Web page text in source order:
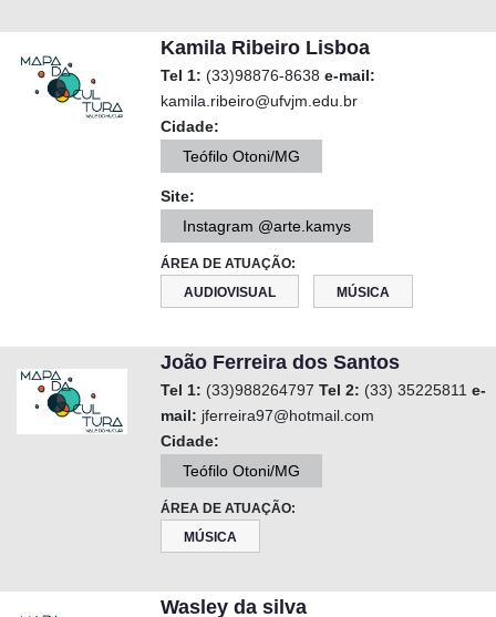
Kamila Ribeiro Lisboa
Tel 1: (33)98876-8638 e-mail:
kamila.ribeiro@ufvjm.edu.br
Cidade:
Teófilo Otoni/MG
Site:
Instagram @arte.kamys
ÁREA DE ATUAÇÃO:
AUDIOVISUAL
MÚSICA
João Ferreira dos Santos
Tel 1: (33)988264797 Tel 2: (33) 35225811 e-
mail: jferreira97@hotmail.com
Cidade:
Teófilo Otoni/MG
ÁREA DE ATUAÇÃO:
MÚSICA
Wasley da silva